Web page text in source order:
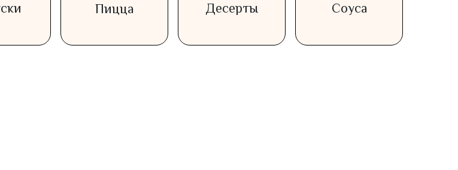
Соуса
Пицца Десерты